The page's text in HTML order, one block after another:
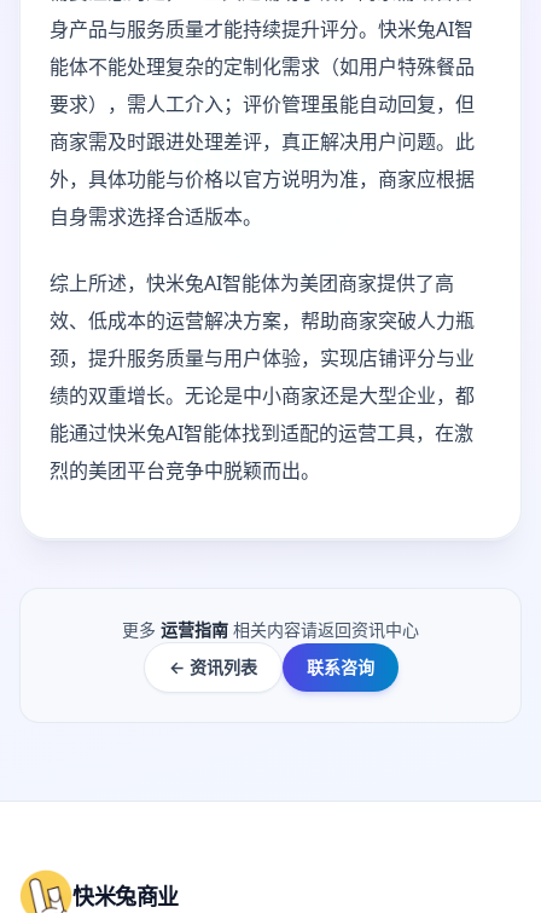
身产品与服务质量才能持续提升评分。快米兔AI智
能体不能处理复杂的定制化需求（如用户特殊餐品
要求），需人工介入；评价管理虽能自动回复，但
商家需及时跟进处理差评，真正解决用户问题。此
外，具体功能与价格以官方说明为准，商家应根据
自身需求选择合适版本。
综上所述，快米兔AI智能体为美团商家提供了高
效、低成本的运营解决方案，帮助商家突破人力瓶
颈，提升服务质量与用户体验，实现店铺评分与业
绩的双重增长。无论是中小商家还是大型企业，都
能通过快米兔AI智能体找到适配的运营工具，在激
烈的美团平台竞争中脱颖而出。
更多 运营指南 相关内容请返回资讯中心
← 资讯列表
联系咨询
快米兔商业